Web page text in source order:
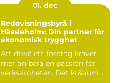
01. dec
Redovisningsbyrå i
Hässleholm: Din partner för
ekonomisk trygghet
Att driva ett företag kräver
mer än bara en passion för
verksamheten. Det kr&aum...